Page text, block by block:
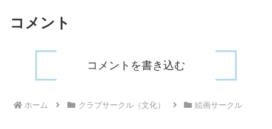
コメント
コメントを書き込む
ホーム クラブサークル（文化） 絵画サークル